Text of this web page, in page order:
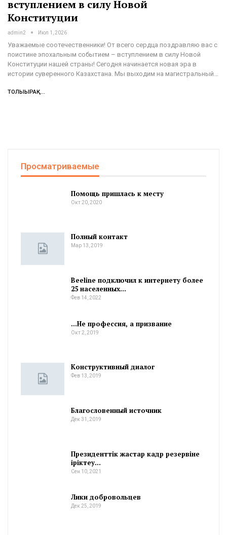
вступлением в силу Новой
Конституции
admin2 Июл 1, 2026
Уважаемые соотечественники! От всего сердца поздравляю вас с
поистине эпохальным событием – вступлением в силу Новой
Конституции нашей страны! Сегодня начинается новая эра в
истории суверенного Казахстана. Мы выходим на магистральный…
ТОЛЫҒЫРАҚ...
Просматриваемые
Помощь пришлась к месту
Окт 20, 2020
Полный контакт
Мар 13, 2019
Beeline подключил к интернету более
25 населенных…
Фев 14, 2022
…Не профессия, а призвание
Окт 2, 2019
Конструктивный диалог
Фев 13, 2019
Благословенный источник
Дек 31, 2019
Президенттік жастар кадр резервіне
іріктеу…
Сен 10, 2021
Лики добровольцев
Дек 25, 2019